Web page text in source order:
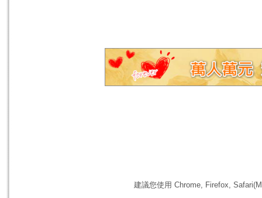
建議您使用 Chrome, Firefox,